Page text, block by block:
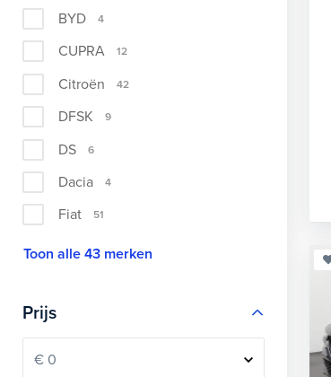
BYD 4
CUPRA 12
Citroën 42
DFSK 9
DS 6
Dacia 4
Fiat 51
Toon alle 43 merken
Prijs